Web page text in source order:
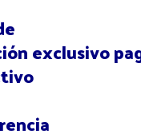
exclusivo